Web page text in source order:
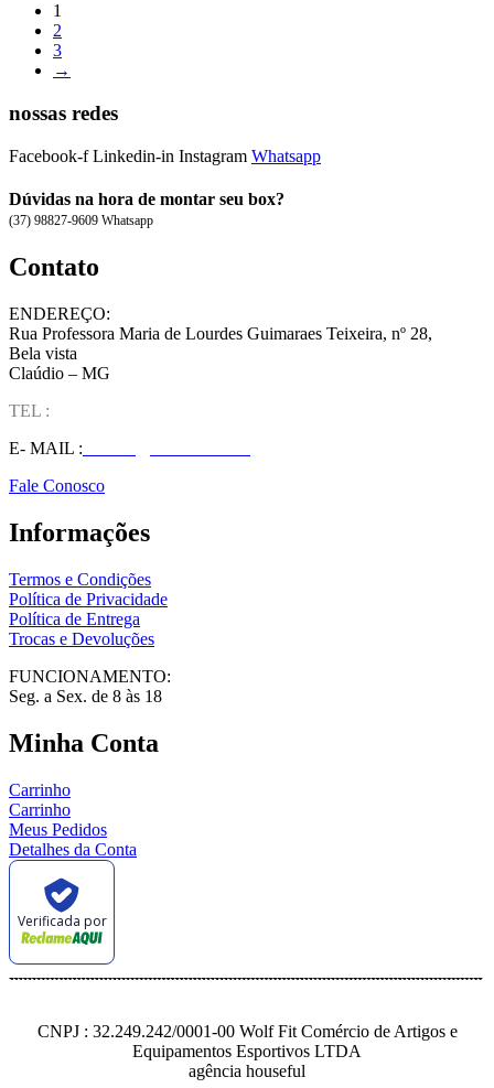
1
2
3
→
nossas redes
Facebook-f Linkedin-in Instagram Whatsapp
Dúvidas na hora de montar seu box?
(37) 98827-9609 Whatsapp
Contato
ENDEREÇO:
Rua Professora Maria de Lourdes Guimaraes Teixeira, nº 28,
Bela vista
Claúdio – MG
TEL :
E- MAIL :
Fale Conosco
Informações
Termos e Condições
Política de Privacidade
Política de Entrega
Trocas e Devoluções
FUNCIONAMENTO:
Seg. a Sex. de 8 às 18
Minha Conta
Carrinho
Carrinho
Meus Pedidos
Detalhes da Conta
Verificada por
CNPJ : 32.249.242/0001-00 Wolf Fit Comércio de Artigos e
Equipamentos Esportivos LTDA
agência houseful